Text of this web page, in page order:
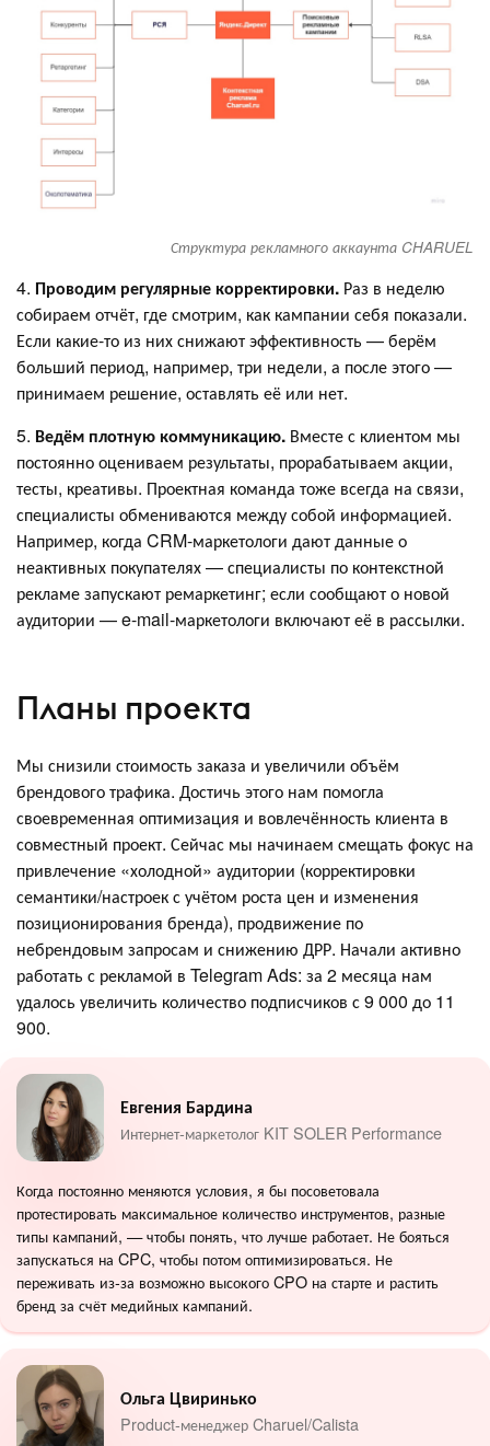
Структура рекламного аккаунта CHARUEL
4. Проводим регулярные корректировки. Раз в неделю
собираем отчёт, где смотрим, как кампании себя показали.
Если какие-то из них снижают эффективность — берём
больший период, например, три недели, а после этого —
принимаем решение, оставлять её или нет.
5. Ведём плотную коммуникацию. Вместе с клиентом мы
постоянно оцениваем результаты, прорабатываем акции,
тесты, креативы. Проектная команда тоже всегда на связи,
специалисты обмениваются между собой информацией.
Например, когда CRM-маркетологи дают данные о
неактивных покупателях — специалисты по контекстной
рекламе запускают ремаркетинг; если сообщают о новой
аудитории — e-mail-маркетологи включают её в рассылки.
Планы проекта
Мы снизили стоимость заказа и увеличили объём
брендового трафика. Достичь этого нам помогла
своевременная оптимизация и вовлечённость клиента в
совместный проект. Сейчас мы начинаем смещать фокус на
привлечение «холодной» аудитории (корректировки
семантики/настроек с учётом роста цен и изменения
позиционирования бренда), продвижение по
небрендовым запросам и снижению ДРР. Начали активно
работать с рекламой в Telegram Ads: за 2 месяца нам
удалось увеличить количество подписчиков с 9 000 до 11
900.
Евгения Бардина
Интернет-маркетолог KIT SOLER Performance
Когда постоянно меняются условия, я бы посоветовала
протестировать максимальное количество инструментов, разные
типы кампаний, — чтобы понять, что лучше работает. Не бояться
запускаться на CPC, чтобы потом оптимизироваться. Не
переживать из-за возможно высокого CPO на старте и растить
бренд за счёт медийных кампаний.
Ольга Цвиринько
Product-менеджер Charuel/Calista